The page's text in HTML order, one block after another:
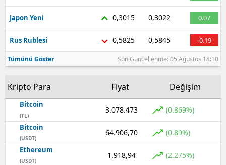
Japon Yeni 0,3015 0,3022 0.07
Rus Rublesi 0,5825 0,5845 -0.19
Tümünü Göster Son Güncellenme: 05 Ağustos 18:10
Kripto Para Fiyat Değişim
Bitcoin
(TL)
3.078.473 (0.869%)
Bitcoin
(USDT)
64.906,70 (0.89%)
Ethereum
(USDT)
1.918,94 (2.275%)